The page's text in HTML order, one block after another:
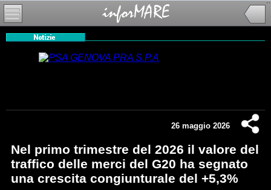
26 maggio 2026
Nel primo trimestre del 2026 il valore del
traffico delle merci del G20 ha segnato
una crescita congiunturale del +5,3%